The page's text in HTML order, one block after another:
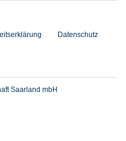
Datenschutz
Saarland mbH